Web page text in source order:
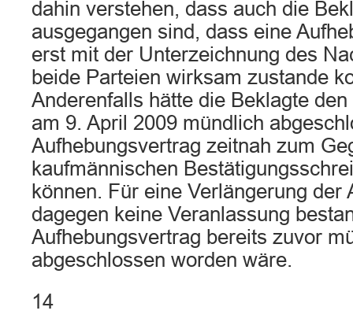
dahin verstehen, dass auch die
ausgegangen sind, dass eine
erst mit der Unterzeichnung des
beide Parteien wirksam zustande
Anderenfalls hätte die Beklagte
am 9. April 2009 mündlich
Aufhebungsvertrag zeitnah zum
kaufmännischen
können. Für eine Verlängerung der
dagegen keine Veranlassung
Aufhebungsvertrag bereits zuvor
abgeschlossen worden wäre.
14